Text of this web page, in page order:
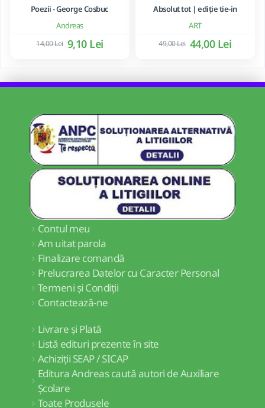
Andreas
Poezii - George Cosbuc
9,10 Lei
14,00 Lei
ART
Absolut tot | ediție tie-in
44,00 Lei
49,00 Lei
Contul meu
Am uitat parola
Finalizare comandă
Prelucrarea Datelor cu Caracter Personal
Termeni și Condiții
Contactează-ne
Livrare și Plată
Listă edituri prezente în site
Achiziții SEAP / SICAP
Editura Andreas caută autori de Auxiliare
Școlare
Toate Produsele